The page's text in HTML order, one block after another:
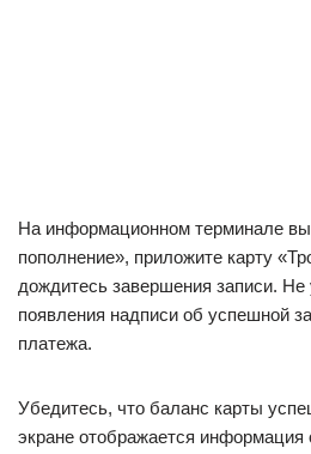
На информационном терминале
пополнение», приложите карту
дождитесь завершения записи. Не
появления надписи об успешной
платежа.
Убедитесь, что баланс карты
экране отображается информация